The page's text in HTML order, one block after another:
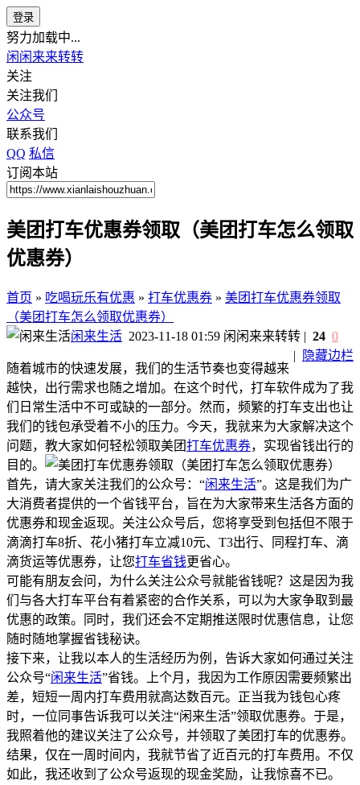
登录
努力加载中...
闲闲来来转转
关注
关注我们
公众号
联系我们
QQ 私信
订阅本站
美团打车优惠券领取（美团打车怎么领取
优惠券）
首页 » 吃喝玩乐有优惠 » 打车优惠券 » 美团打车优惠券领取
（美团打车怎么领取优惠券）
闲来生活 2023-11-18 01:59 闲闲来来转转
|
隐藏边栏
| 24 0
随着城市的快速发展，我们的生活节奏也变得越来
越快，出行需求也随之增加。在这个时代，打车软件成为了我
们日常生活中不可或缺的一部分。然而，频繁的打车支出也让
我们的钱包承受着不小的压力。今天，我就来为大家解决这个
问题，教大家如何轻松领取美团打车优惠券，实现省钱出行的
目的。
首先，请大家关注我们的公众号：“闲来生活”。这是我们为广
大消费者提供的一个省钱平台，旨在为大家带来生活各方面的
优惠券和现金返现。关注公众号后，您将享受到包括但不限于
滴滴打车8折、花小猪打车立减10元、T3出行、同程打车、滴
滴货运等优惠券，让您打车省钱更省心。
可能有朋友会问，为什么关注公众号就能省钱呢？这是因为我
们与各大打车平台有着紧密的合作关系，可以为大家争取到最
优惠的政策。同时，我们还会不定期推送限时优惠信息，让您
随时随地掌握省钱秘诀。
接下来，让我以本人的生活经历为例，告诉大家如何通过关注
公众号“闲来生活”省钱。上个月，我因为工作原因需要频繁出
差，短短一周内打车费用就高达数百元。正当我为钱包心疼
时，一位同事告诉我可以关注“闲来生活”领取优惠券。于是，
我照着他的建议关注了公众号，并领取了美团打车的优惠券。
结果，仅在一周时间内，我就节省了近百元的打车费用。不仅
如此，我还收到了公众号返现的现金奖励，让我惊喜不已。